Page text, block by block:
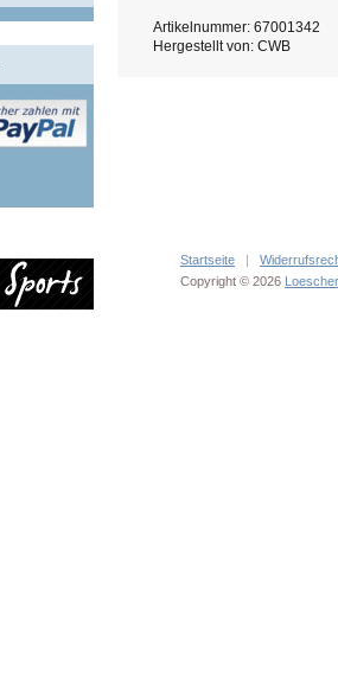
Artikelnummer: 67001342
Hergestellt von: CWB
Startseite |
Copyright © 2026